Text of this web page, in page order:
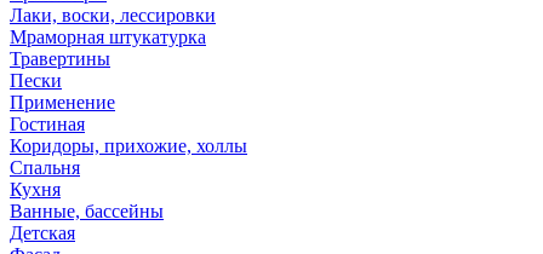
Лаки, воски, лессировки
Мраморная штукатурка
Травертины
Пески
Применение
Гостиная
Коридоры, прихожие, холлы
Спальня
Кухня
Ванные, бассейны
Детская